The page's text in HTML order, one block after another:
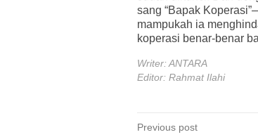
sang “Bapak
mampukah ia
koperasi benar-benar
Writer: ANTARA
Editor: Rahmat Ilahi
Post
Previous post